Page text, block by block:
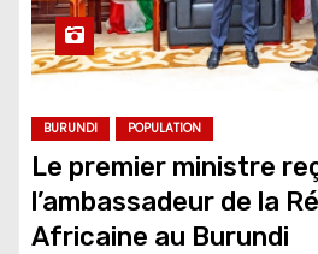
BURUNDI POPULATION
Le premier ministre
l’ambassadeur de la
Africaine au Burundi